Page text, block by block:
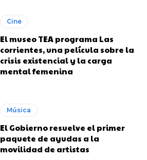
Cine
El museo TEA programa Las
corrientes, una película sobre la
crisis existencial y la carga
mental femenina
Música
El Gobierno resuelve el primer
paquete de ayudas a la
movilidad de artistas